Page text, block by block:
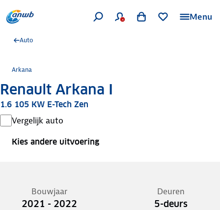
Menu
Auto
Arkana
Renault Arkana I
1.6 105 KW E-Tech Zen
Vergelijk auto
Kies andere uitvoering
Bouwjaar
2021 - 2022
Deuren
5-deurs